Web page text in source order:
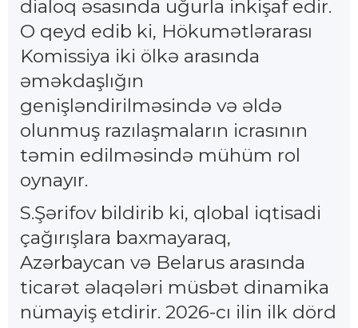
dialoq əsasında uğurla inkişaf edir.
O qeyd edib ki, Hökumətlərarası
Komissiya iki ölkə arasında
əməkdaşlığın
genişləndirilməsində və əldə
olunmuş razılaşmaların icrasının
təmin edilməsində mühüm rol
oynayır.
S.Şərifov bildirib ki, qlobal iqtisadi
çağırışlara baxmayaraq,
Azərbaycan və Belarus arasında
ticarət əlaqələri müsbət dinamika
nümayiş etdirir. 2026-cı ilin ilk dörd